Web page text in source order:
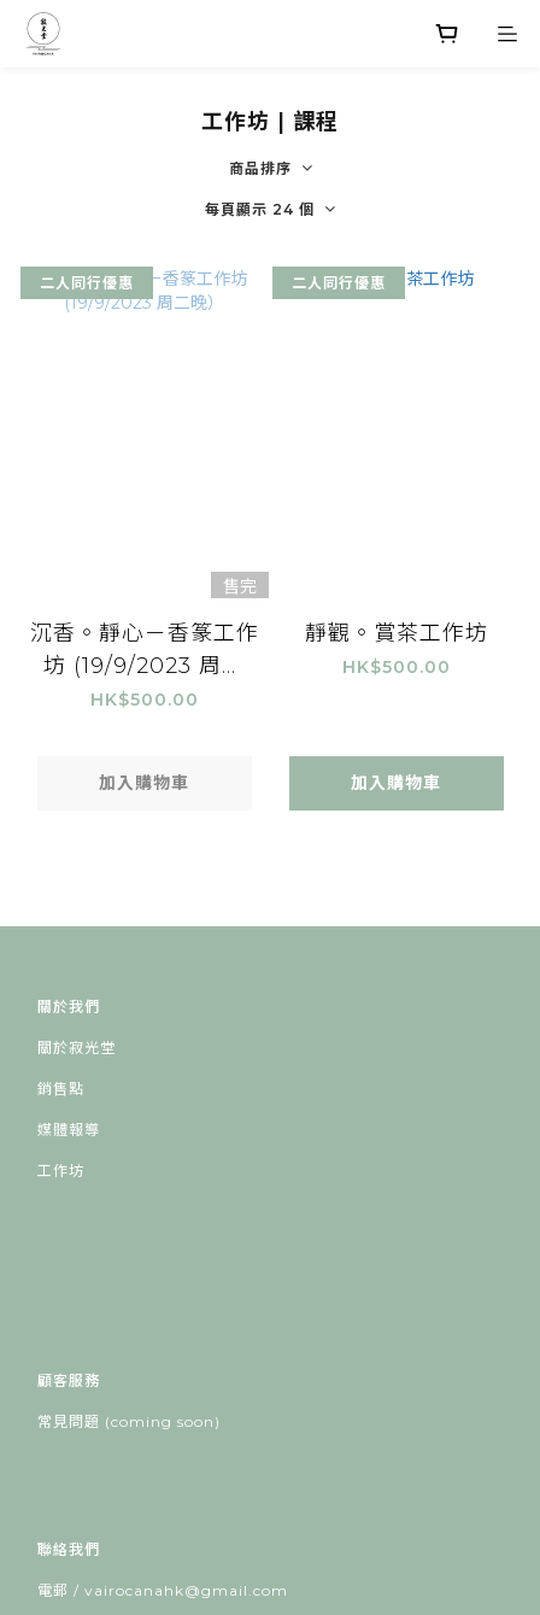
工作坊 | 課程
商品排序
每頁顯示 24 個
二人同行優惠
售完
沉香。靜心－香篆工作
坊 (19/9/2023 周二
晚）
HK$500.00
加入購物車
二人同行優惠
靜觀。賞茶工作坊
HK$500.00
加入購物車
關於我們
關於寂光堂
銷售點
媒體報導
工作坊
顧客服務
常見問題 (coming soon)
聯絡我們
電郵 / vairocanahk@gmail.com